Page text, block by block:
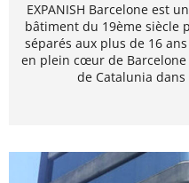
EXPANISH Barcelone est
bâtiment du 19ème siècle
séparés aux plus de 16
en plein cœur de
de Catalunia